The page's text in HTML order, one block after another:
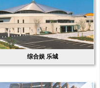
综合娱 乐城